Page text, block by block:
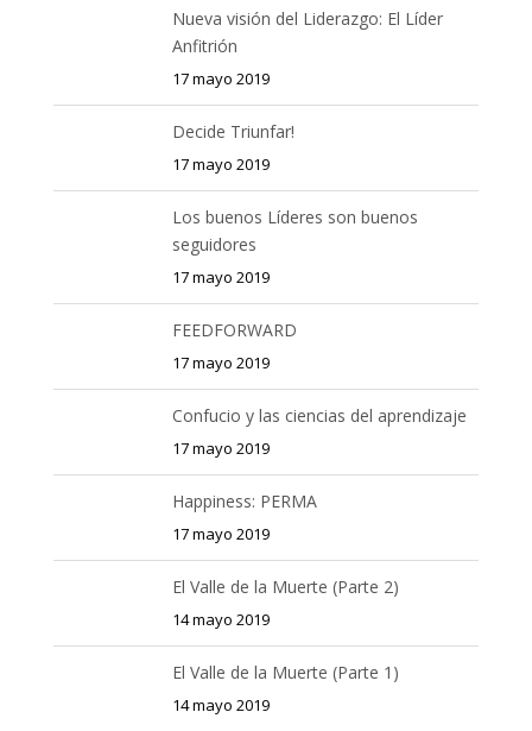
Nueva visión del Liderazgo: El Líder
Anfitrión
17 mayo 2019
Decide Triunfar!
17 mayo 2019
Los buenos Líderes son buenos
seguidores
17 mayo 2019
FEEDFORWARD
17 mayo 2019
Confucio y las ciencias del aprendizaje
17 mayo 2019
Happiness: PERMA
17 mayo 2019
El Valle de la Muerte (Parte 2)
14 mayo 2019
El Valle de la Muerte (Parte 1)
14 mayo 2019